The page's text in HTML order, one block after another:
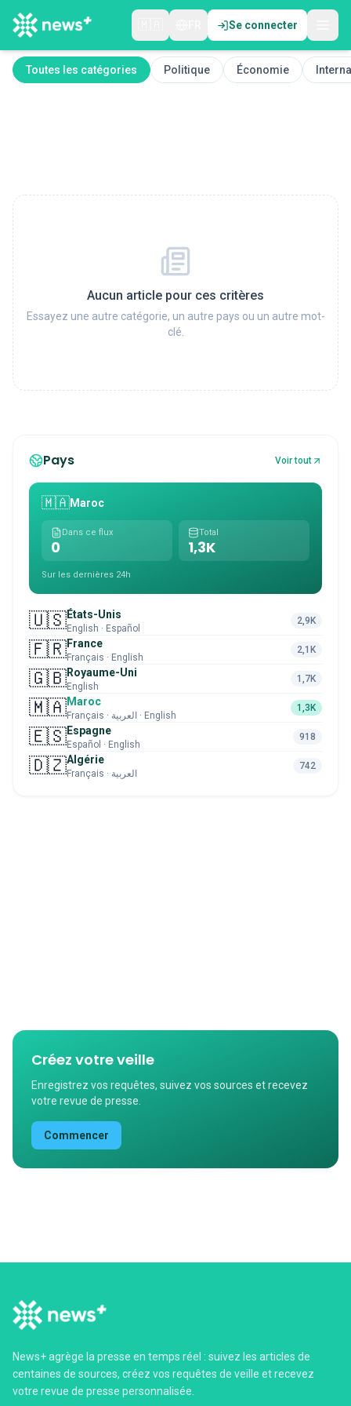
Se connecter
Toutes les catégories Politique Économie
Aucun article pour ces critères
Essayez une autre catégorie, un autre pays ou un autre mot-
clé.
Pays Voir tout
🇲🇦Maroc
Dans ce flux
0
Total
1,3K
Sur les dernières 24h
🇺🇸États-Unis
English · Español
2,9K
🇫🇷France
Français · English
2,1K
🇬🇧Royaume-Uni
English
1,7K
🇲🇦Maroc
Français · العربية · English
1,3K
🇪🇸Espagne
Español · English
918
🇩🇿Algérie
Français · العربية
742
Créez votre veille
Enregistrez vos requêtes, suivez vos sources et recevez
votre revue de presse.
Commencer
News+ agrège la presse en temps réel : suivez les articles de
centaines de sources, créez vos requêtes de veille et recevez
votre revue de presse personnalisée.